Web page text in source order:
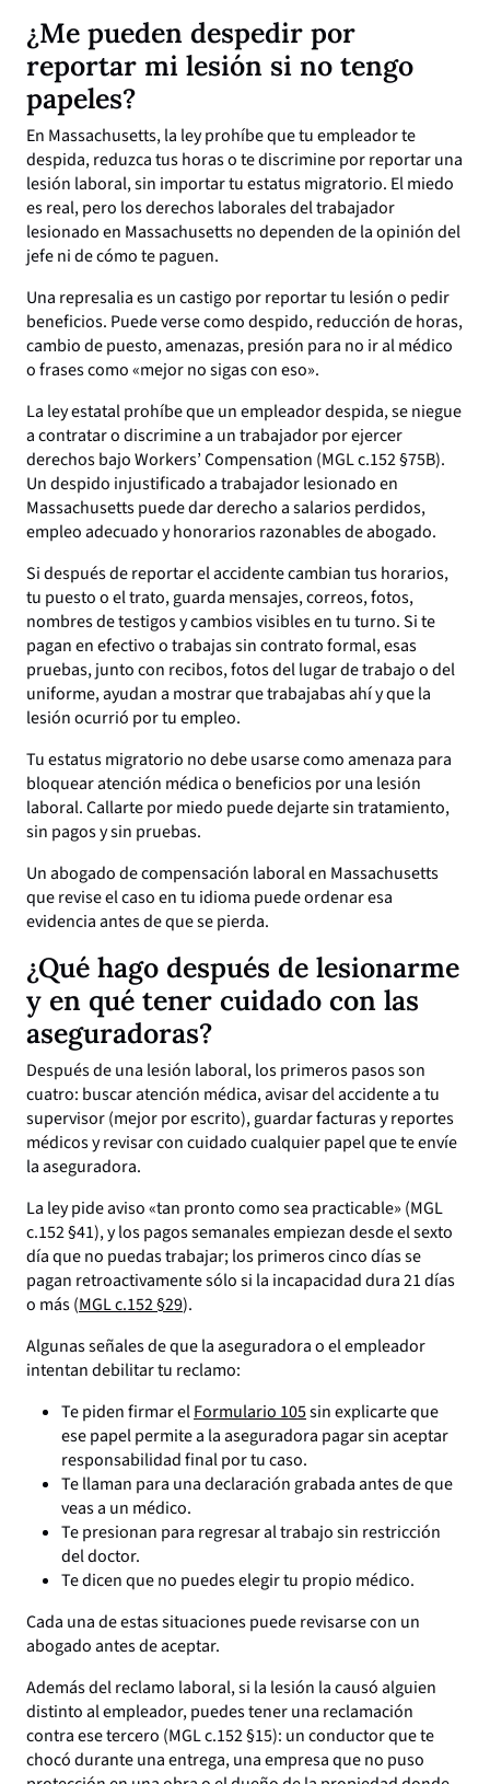
¿Me pueden despedir por
reportar mi lesión si no tengo
papeles?
En Massachusetts, la ley prohíbe que tu empleador te
despida, reduzca tus horas o te discrimine por reportar una
lesión laboral, sin importar tu estatus migratorio. El miedo
es real, pero los derechos laborales del trabajador
lesionado en Massachusetts no dependen de la opinión del
jefe ni de cómo te paguen.
Una represalia es un castigo por reportar tu lesión o pedir
beneficios. Puede verse como despido, reducción de horas,
cambio de puesto, amenazas, presión para no ir al médico
o frases como «mejor no sigas con eso».
La ley estatal prohíbe que un empleador despida, se niegue
a contratar o discrimine a un trabajador por ejercer
derechos bajo Workers’ Compensation (MGL c.152 §75B).
Un despido injustificado a trabajador lesionado en
Massachusetts puede dar derecho a salarios perdidos,
empleo adecuado y honorarios razonables de abogado.
Si después de reportar el accidente cambian tus horarios,
tu puesto o el trato, guarda mensajes, correos, fotos,
nombres de testigos y cambios visibles en tu turno. Si te
pagan en efectivo o trabajas sin contrato formal, esas
pruebas, junto con recibos, fotos del lugar de trabajo o del
uniforme, ayudan a mostrar que trabajabas ahí y que la
lesión ocurrió por tu empleo.
Tu estatus migratorio no debe usarse como amenaza para
bloquear atención médica o beneficios por una lesión
laboral. Callarte por miedo puede dejarte sin tratamiento,
sin pagos y sin pruebas.
Un abogado de compensación laboral en Massachusetts
que revise el caso en tu idioma puede ordenar esa
evidencia antes de que se pierda.
¿Qué hago después de lesionarme
y en qué tener cuidado con las
aseguradoras?
Después de una lesión laboral, los primeros pasos son
cuatro: buscar atención médica, avisar del accidente a tu
supervisor (mejor por escrito), guardar facturas y reportes
médicos y revisar con cuidado cualquier papel que te envíe
la aseguradora.
La ley pide aviso «tan pronto como sea practicable» (MGL
c.152 §41), y los pagos semanales empiezan desde el sexto
día que no puedas trabajar; los primeros cinco días se
pagan retroactivamente sólo si la incapacidad dura 21 días
o más (MGL c.152 §29).
Algunas señales de que la aseguradora o el empleador
intentan debilitar tu reclamo:
Te piden firmar elFormulario 105sin explicarte que
ese papel permite a la aseguradora pagar sin aceptar
responsabilidad final por tu caso.
Te llaman para una declaración grabada antes de que
veas a un médico.
Te presionan para regresar al trabajo sin restricción
del doctor.
Te dicen que no puedes elegir tu propio médico.
Cada una de estas situaciones puede revisarse con un
abogado antes de aceptar.
Además del reclamo laboral, si la lesión la causó alguien
distinto al empleador, puedes tener una reclamación
contra ese tercero (MGL c.152 §15): un conductor que te
chocó durante una entrega, una empresa que no puso